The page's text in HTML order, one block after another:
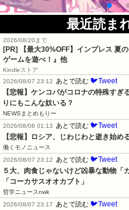
最近読ま
2026/08/20まで
[PR]
【最大30%OFF】インプレス 夏
ゲームを遊べ！』他
Kindleストア
2026/08/07 23:12
あとで読む 🐦Tweet
【悲報】ケンコバがコロナの特殊す
りにもこんな奴いる？
NEWSまとめもりー
2026/08/08 01:13
あとで読む 🐦Tweet
【悲報】ロシア、じわじわと逝き始め
働くモノニュース
2026/08/07 23:12
あとで読む 🐦Tweet
５大、肉食じゃないけど凶暴な動物「
「コーカサスオオカブト」
哲学ニュースnwk
2026/08/07 23:17
あとで読む 🐦Tweet